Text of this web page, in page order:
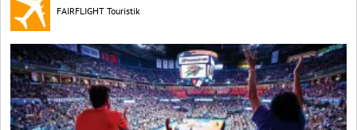
FAIRFLIGHT Touristik